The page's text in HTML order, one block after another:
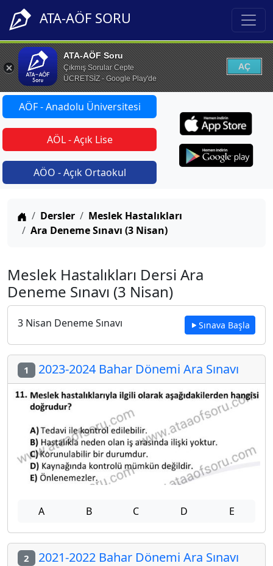
ATA-AÖF SORU
ATA-AÖF Soru
Çıkmış Sorular Cepte
ÜCRETSİZ - Google Play'de
AÇ
AÖF - Anadolu Üniversitesi
AÖL - Açık Lise
AÖO - Açık Ortaokul
Anasayfa
Dersler
Meslek Hastalıkları
Ara Deneme Sınavı (3 Nisan)
Meslek Hastalıkları Dersi Ara
Deneme Sınavı (3 Nisan)
3 Nisan Deneme Sınavı Sınava Başla
1 2023-2024 Bahar Dönemi Ara Sınavı
A B C D E
2 2021-2022 Bahar Dönemi Ara Sınavı